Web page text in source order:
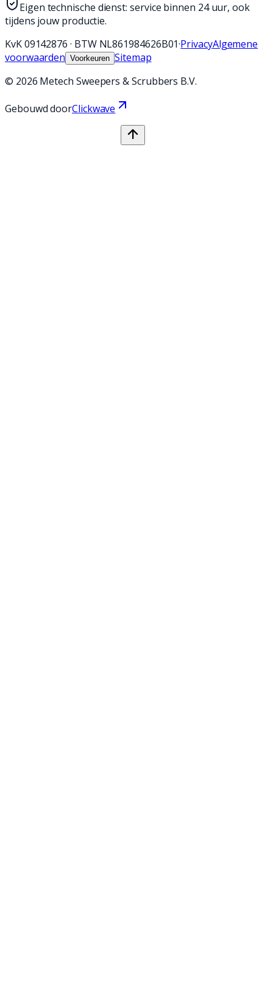
Eigen technische dienst: service binnen 24 uur, ook
tijdens jouw productie.
KvK09142876 · BTW NL861984626B01·PrivacyAlgemene
voorwaarden Voorkeuren Sitemap
© 2026 Metech Sweepers & Scrubbers B.V.
Gebouwd doorClickwave